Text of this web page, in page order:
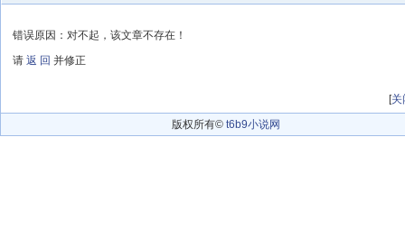
错误原因：对不起，该文章不存在！
请 返 回 并修正
[关
版权所有© t6b9小说网